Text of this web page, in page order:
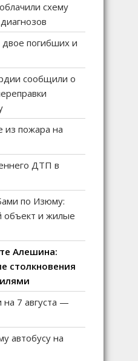
схему
погибших и
сообщили о
из пожара на
ДТП в
по Изюму:
объект и жилые
Алешина:
столкновения
на 7 августа —
автобусу на